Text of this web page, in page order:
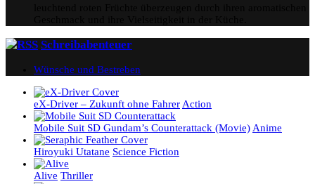
Schreibabenteuer
Wünsche und Bestreben
eX-Driver – Zukunft ohne Fahrer Action
Mobile Suit SD Gundam’s Counterattack (Movie) Anime
Hiroyuki Utatane Science Fiction
Alive Thriller